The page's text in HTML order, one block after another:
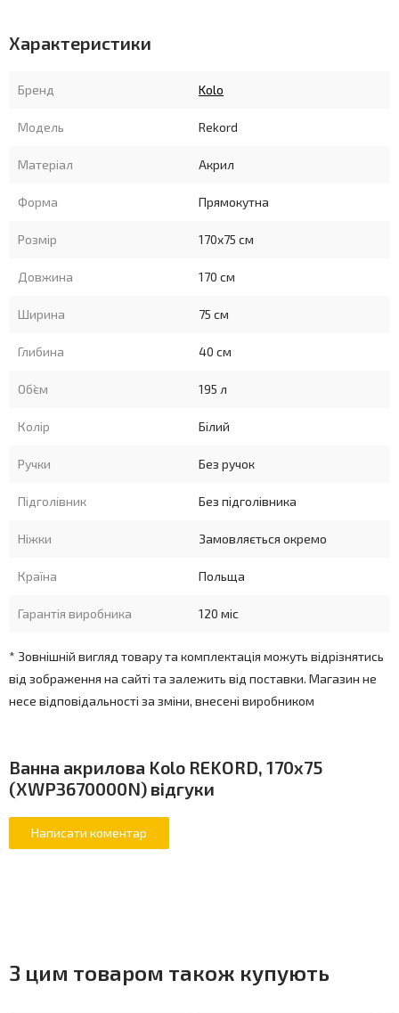
Характеристики
Бренд Kolo
Модель Rekord
Матеріал Акрил
Форма Прямокутна
Розмір 170x75 см
Довжина 170 см
Ширина 75 см
Глибина 40 см
Об`єм 195 л
Колір Білий
Ручки Без ручок
Підголівник Без підголівника
Ніжки Замовляється окремо
Країна Польща
Гарантія виробника 120 міс
* Зовнішній вигляд товару та комплектація можуть відрізнятись
від зображення на сайті та залежить від поставки. Магазин не
несе відповідальності за зміни, внесені виробником
Ванна акрилова Kolo REKORD, 170x75
(XWP3670000N) відгуки
З цим товаром також купують